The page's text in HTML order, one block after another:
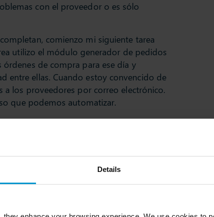
Details
con el proveedor o es sólo
comienzo mi siguiente tarea
utilizo el módulo generador de pedidos
de compra para ese día y
entre ellas. Cuando estoy convencido de
a los proveedores por correo electrónico.
que podemos automatizar.
con nuestros gerentes de
podemos resolver problemas de
de exceso como consecuencia de
un plan para llevar el inventario de
los proveedores para ver cómo podemos
de entrega. Compartir pronósticos u